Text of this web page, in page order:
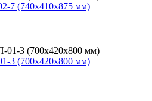
7 (740х410х875 мм)
3 (700х420х800 мм)